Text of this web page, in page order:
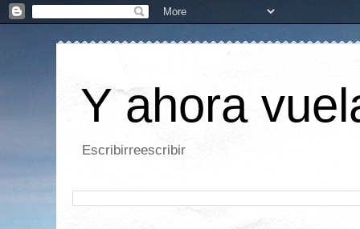
Y ahora
Escribirreescribir